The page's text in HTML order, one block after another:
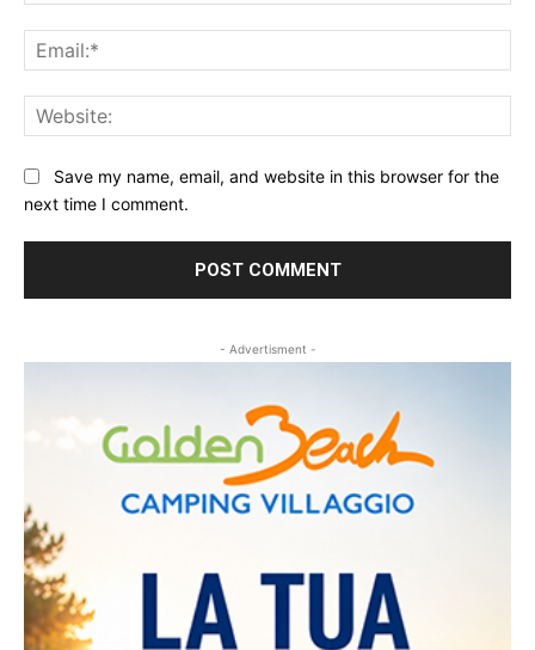
Save my name, email, and website in this browser for the
next time I comment.
- Advertisment -